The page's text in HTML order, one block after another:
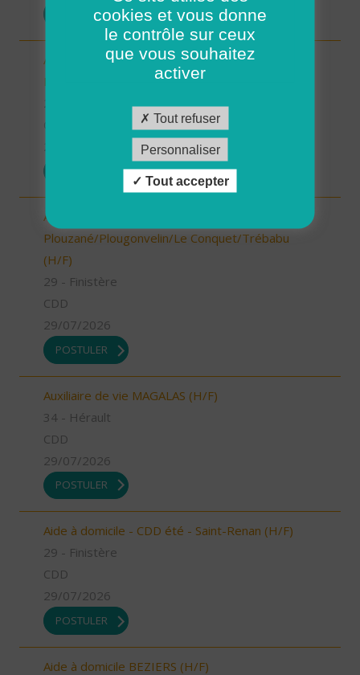
POSTULER
Aide à domicile - CDD été - Ploudalmézeau,
Lampaul-Ploudalmézeau, St Pabu (H/F)
Aide à domicile - CDD été - Locmaria-
Plouzané/Plougonvelin/Le Conquet/Trébabu
(H/F)
29 - Finistère
CDD
29/07/2026
POSTULER
Auxiliaire de vie MAGALAS (H/F)
34 - Hérault
CDD
29/07/2026
POSTULER
Aide à domicile - CDD été - Saint-Renan (H/F)
29 - Finistère
CDD
29/07/2026
POSTULER
Aide à domicile BEZIERS (H/F)
cookies et vous donne
le contrôle sur ceux
que vous souhaitez
activer
Tout refuser
Personnaliser
Tout accepter